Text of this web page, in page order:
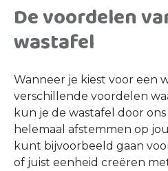
De voordelen
wastafel
Wanneer je kiest voor een
verschillende voordelen
kun je de wastafel door
helemaal afstemmen op
kunt bijvoorbeeld gaan
of juist eenheid creëren